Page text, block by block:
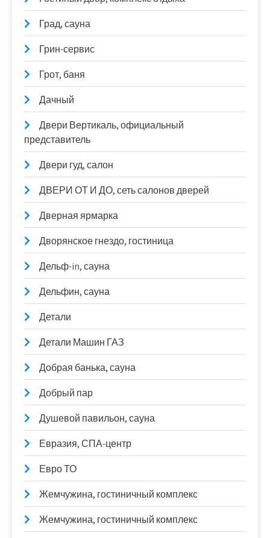
Град, сауна
Грин-сервис
Грот, баня
Дачный
Двери Вертикаль, официальный
представитель
Двери гуд, салон
ДВЕРИ ОТ И ДО, сеть салонов дверей
Дверная ярмарка
Дворянское гнездо, гостиница
Дельф-in, сауна
Дельфин, сауна
Детали
Детали Машин ГАЗ
Добрая банька, сауна
Добрый пар
Душевой павильон, сауна
Евразия, СПА-центр
Евро ТО
Жемчужина, гостиничный комплекс
Жемчужина, гостиничный комплекс